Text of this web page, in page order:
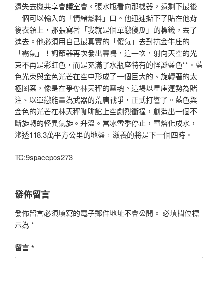
遠失去機共享會議室會。張水瓶看向那機器，還剩下最後
一個可以輸入的「情緒燃料」口。他迅速撕下了貼在他背
後衣領上，那張寫著「我就是個單戀傻瓜」的標籤，丟了
進去。他必須用自己最真實的「傻氣」去對抗金牛座的
「霸氣」！調節器再次發出轟鳴，這一次，射向天空的光
束不再是彩虹色，而是充滿了水瓶座特有的怪誕藍色**。藍
色光束與金色光芒在空中形成了一個巨大的、旋轉著的太
極圖案，像是在爭奪林天秤的靈魂。這場以星座運勢為賭
注、以單戀能量為武器的荒唐戰爭，正式打響了。藍色與
金色的光芒在林天秤咖啡館上空劇烈衝撞，創造出一個不
斷旋轉的怪異氣旋。升溫。當冰雪季停止，雪熔化成水，
滲透118.3萬平方公里的地盤，滋養的將是下一個四時。
TC:9spacepos273
發佈留言
發佈留言必須填寫的電子郵件地址不會公開。 必填欄位標
示為 *
留言*